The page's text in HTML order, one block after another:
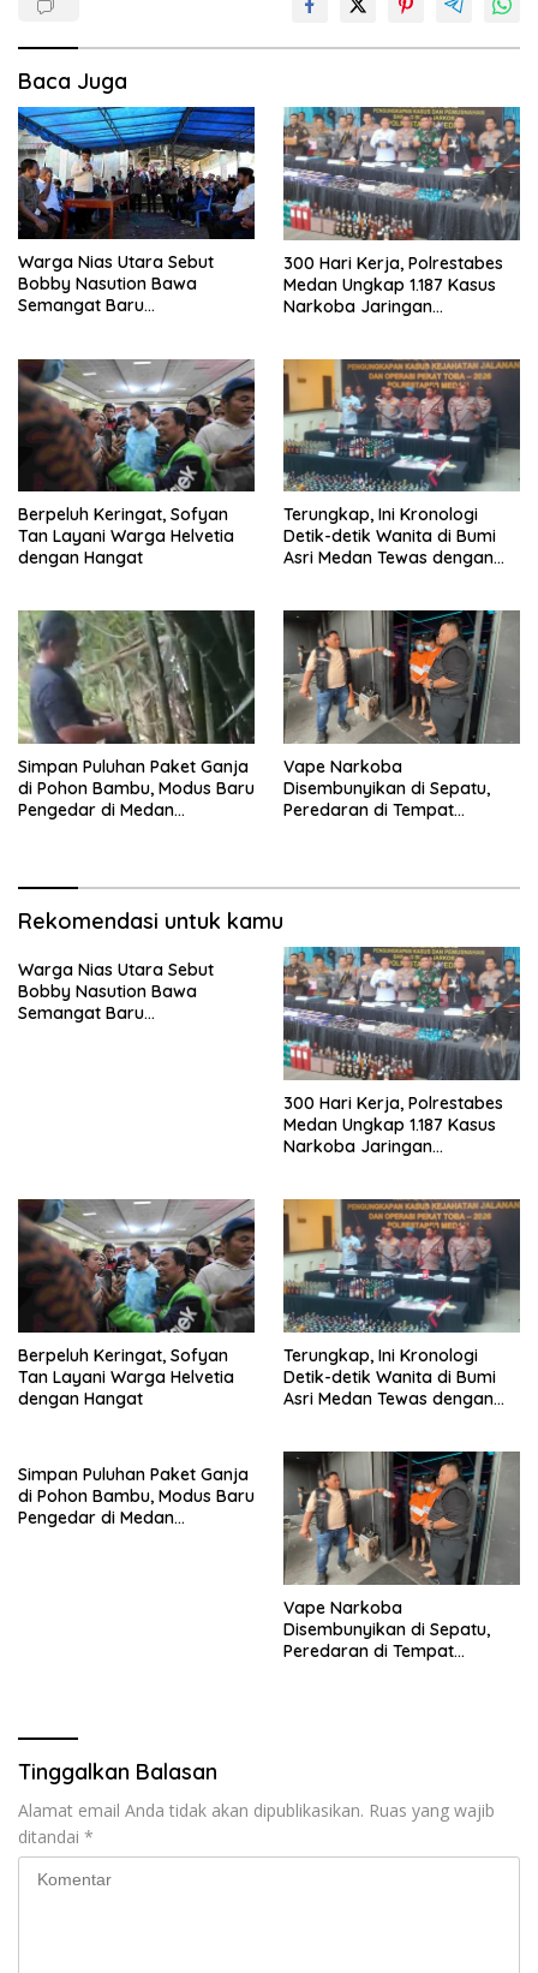
Baca Juga
Warga Nias Utara Sebut
Bobby Nasution Bawa
Semangat Baru
300 Hari Kerja, Polrestabes
Medan Ungkap 1.187 Kasus
Narkoba Jaringan
Berpeluh Keringat, Sofyan
Tan Layani Warga Helvetia
dengan Hangat
Terungkap, Ini Kronologi
Detik-detik Wanita di Bumi
Asri Medan Tewas dengan
Simpan Puluhan Paket Ganja
di Pohon Bambu, Modus Baru
Pengedar di Medan
Vape Narkoba
Disembunyikan di Sepatu,
Peredaran di Tempat
Rekomendasi untuk kamu
Warga Nias Utara Sebut
Bobby Nasution Bawa
Semangat Baru
300 Hari Kerja, Polrestabes
Medan Ungkap 1.187 Kasus
Narkoba Jaringan
Berpeluh Keringat, Sofyan
Tan Layani Warga Helvetia
dengan Hangat
Terungkap, Ini Kronologi
Detik-detik Wanita di Bumi
Asri Medan Tewas dengan
Simpan Puluhan Paket Ganja
di Pohon Bambu, Modus Baru
Pengedar di Medan
Vape Narkoba
Disembunyikan di Sepatu,
Peredaran di Tempat
Tinggalkan Balasan
Alamat email Anda tidak akan dipublikasikan. Ruas yang wajib
ditandai *